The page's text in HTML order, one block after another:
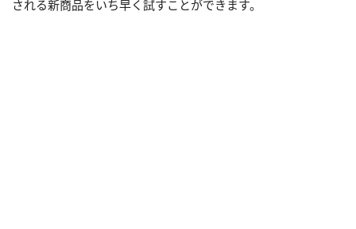
される新商品をいち早く試すことができます。